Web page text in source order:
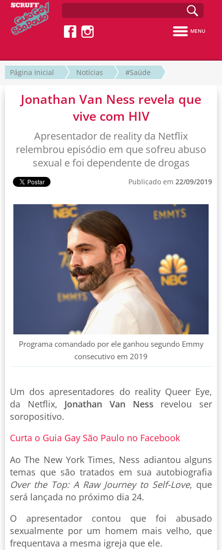
MENU
Página Inicial Notícias #Saúde
Jonathan Van Ness revela que
vive com HIV
Apresentador de reality da Netflix
relembrou episódio em que sofreu abuso
sexual e foi dependente de drogas
Publicado em 22/09/2019
Programa comandado por ele ganhou segundo Emmy
consecutivo em 2019
Um dos apresentadores do reality Queer Eye,
da Netflix, Jonathan Van Ness revelou ser
soropositivo.
Curta o Guia Gay São Paulo no Facebook
Ao The New York Times, Ness adiantou alguns
temas que são tratados em sua autobiografia
Over the Top: A Raw Journey to Self-Love, que
será lançada no próximo dia 24.
O apresentador contou que foi abusado
sexualmente por um homem mais velho, que
frequentava a mesma igreja que ele.